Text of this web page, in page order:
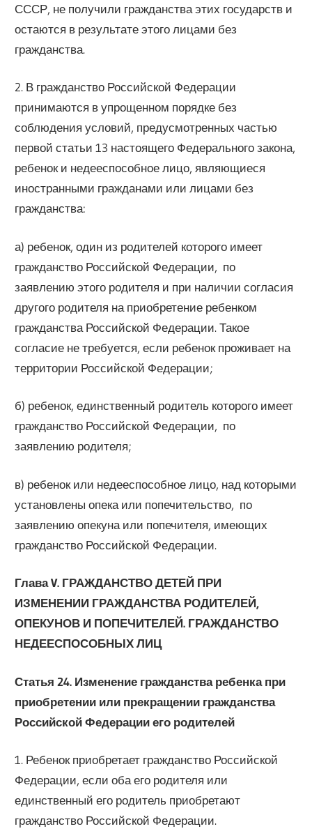
СССР, не получили гражданства этих государств и
остаются в результате этого лицами без
гражданства.
2. В гражданство Российской Федерации
принимаются в упрощенном порядке без
соблюдения условий, предусмотренных частью
первой статьи 13 настоящего Федерального закона,
ребенок и недееспособное лицо, являющиеся
иностранными гражданами или лицами без
гражданства:
а) ребенок, один из родителей которого имеет
гражданство Российской Федерации,  по
заявлению этого родителя и при наличии согласия
другого родителя на приобретение ребенком
гражданства Российской Федерации. Такое
согласие не требуется, если ребенок проживает на
территории Российской Федерации;
б) ребенок, единственный родитель которого имеет
гражданство Российской Федерации,  по
заявлению родителя;
в) ребенок или недееспособное лицо, над которыми
установлены опека или попечительство,  по
заявлению опекуна или попечителя, имеющих
гражданство Российской Федерации.
Глава V. ГРАЖДАНСТВО ДЕТЕЙ ПРИ
ИЗМЕНЕНИИ ГРАЖДАНСТВА РОДИТЕЛЕЙ,
ОПЕКУНОВ И ПОПЕЧИТЕЛЕЙ. ГРАЖДАНСТВО
НЕДЕЕСПОСОБНЫХ ЛИЦ
Статья 24. Изменение гражданства ребенка при
приобретении или прекращении гражданства
Российской Федерации его родителей
1. Ребенок приобретает гражданство Российской
Федерации, если оба его родителя или
единственный его родитель приобретают
гражданство Российской Федерации.